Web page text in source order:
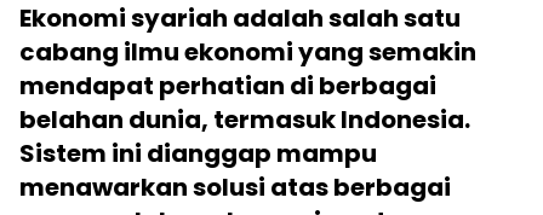
Ekonomi syariah adalah salah satu
cabang ilmu ekonomi yang semakin
mendapat perhatian di berbagai
belahan dunia, termasuk Indonesia.
Sistem ini dianggap mampu
menawarkan solusi atas berbagai